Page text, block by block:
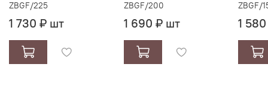
ZBGF/225
1 730 ₽ шт
ZBGF/200
1 690 ₽ шт
ZBGF/
1